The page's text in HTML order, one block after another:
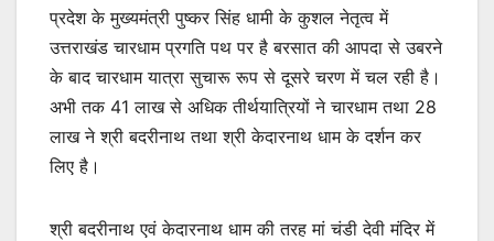
प्रदेश के मुख्यमंत्री पुष्कर सिंह धामी के कुशल नेतृत्व में
उत्तराखंड चारधाम प्रगति पथ पर है बरसात की आपदा से उबरने
के बाद चारधाम यात्रा सुचारू रूप से दूसरे चरण में चल रही है।
अभी तक 41 लाख से अधिक तीर्थयात्रियों ने चारधाम तथा 28
लाख ने श्री बदरीनाथ तथा श्री केदारनाथ धाम के दर्शन कर
लिए है।
श्री बदरीनाथ एवं केदारनाथ धाम की तरह मां चंडी देवी मंदिर में